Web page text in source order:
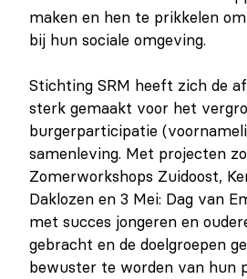
maken en hen te prikkelen
bij hun sociale omgeving.
Stichting SRM heeft zich de
sterk gemaakt voor het
burgerparticipatie
samenleving. Met projecten
Zomerworkshops Zuidoost,
Daklozen en 3 Mei: Dag van
met succes jongeren en
gebracht en de doelgroepen
bewuster te worden van hun